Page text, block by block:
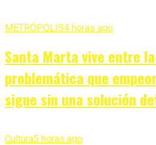
METRÓPOLIS4 horas ago
Santa Marta vive entre
problemática que
sigue sin una solución
Cultura5 horas ago